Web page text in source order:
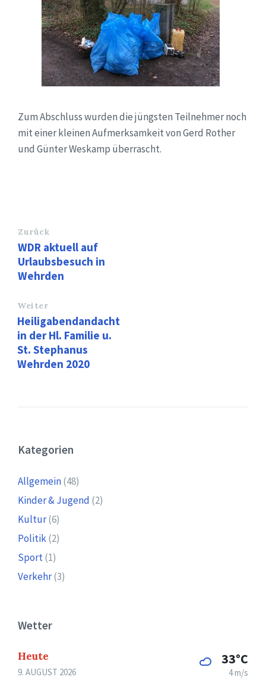
Zum Abschluss wurden die jüngsten Teilnehmer noch
mit einer kleinen Aufmerksamkeit von Gerd Rother
und Günter Weskamp überrascht.
Zurück
WDR aktuell auf
Urlaubsbesuch in
Wehrden
Weiter
Heiligabendandacht
in der Hl. Familie u.
St. Stephanus
Wehrden 2020
Kategorien
Allgemein(48)
Kinder & Jugend (2)
Kultur(6)
Politik(2)
Sport(1)
Verkehr(3)
Wetter
Heute
9. AUGUST 2026
33°C
4 m/s